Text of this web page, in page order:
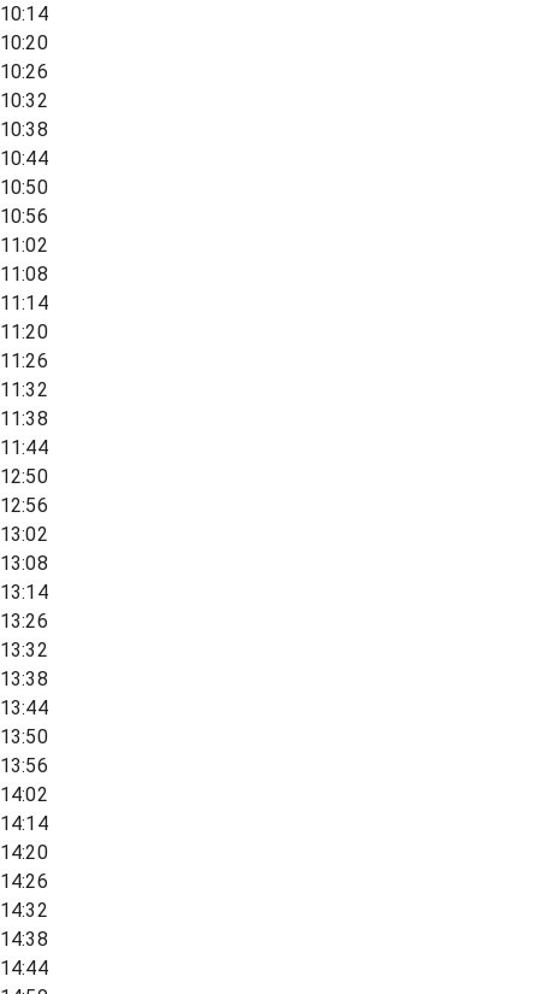
10:14
10:20
10:26
10:32
10:38
10:44
10:50
10:56
11:02
11:08
11:14
11:20
11:26
11:32
11:38
11:44
12:50
12:56
13:02
13:08
13:14
13:26
13:32
13:38
13:44
13:50
13:56
14:02
14:14
14:20
14:26
14:32
14:38
14:44